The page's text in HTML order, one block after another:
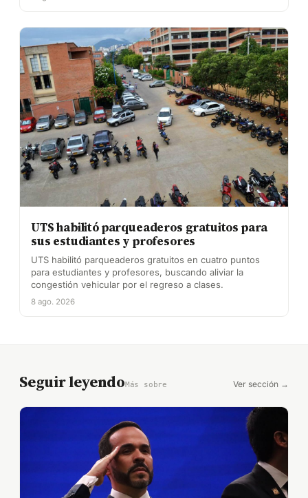
UTS habilitó parqueaderos gratuitos para
sus estudiantes y profesores
UTS habilitó parqueaderos gratuitos en cuatro puntos
para estudiantes y profesores, buscando aliviar la
congestión vehicular por el regreso a clases.
8 ago. 2026
Seguir leyendoMás sobre Ver sección →